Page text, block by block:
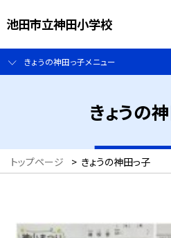
池田市立神田小学校
きょうの神田っ子メニュー
きょうの
トップページ > きょうの神田っ子